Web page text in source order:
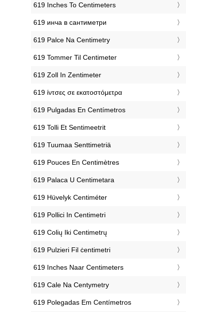
‎619 Inches To Centimeters
‎619 инча в сантиметри
‎619 Palce Na Centimetry
‎619 Tommer Til Centimeter
‎619 Zoll In Zentimeter
‎619 ίντσες σε εκατοστόμετρα
‎619 Pulgadas En Centímetros
‎619 Tolli Et Sentimeetrit
‎619 Tuumaa Senttimetriä
‎619 Pouces En Centimètres
‎619 Palaca U Centimetara
‎619 Hüvelyk Centiméter
‎619 Pollici In Centimetri
‎619 Colių Iki Centimetrų
‎619 Pulzieri Fil ċentimetri
‎619 Inches Naar Centimeters
‎619 Cale Na Centymetry
‎619 Polegadas Em Centímetros